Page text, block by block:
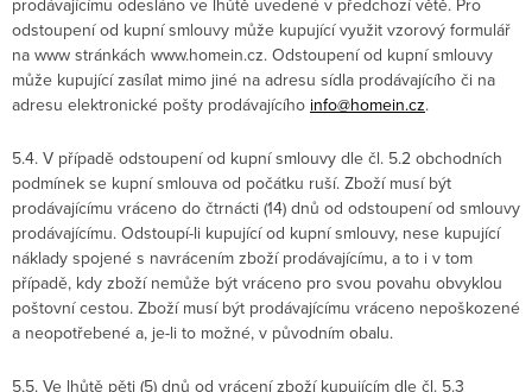
prodávajícímu odesláno ve lhůtě uvedené v předchozí větě. Pro
odstoupení od kupní smlouvy může kupující využit vzorový formulář
na www stránkách www.homein.cz. Odstoupení od kupní smlouvy
může kupující zasílat mimo jiné na adresu sídla prodávajícího či na
adresu elektronické pošty prodávajícího info@homein.cz.
5.4. V případě odstoupení od kupní smlouvy dle čl. 5.2 obchodních
podmínek se kupní smlouva od počátku ruší. Zboží musí být
prodávajícímu vráceno do čtrnácti (14) dnů od odstoupení od smlouvy
prodávajícímu. Odstoupí-li kupující od kupní smlouvy, nese kupující
náklady spojené s navrácením zboží prodávajícímu, a to i v tom
případě, kdy zboží nemůže být vráceno pro svou povahu obvyklou
poštovní cestou. Zboží musí být prodávajícímu vráceno nepoškozené
a neopotřebené a, je-li to možné, v původním obalu.
5.5. Ve lhůtě pěti (5) dnů od vrácení zboží kupujícím dle čl. 5.3